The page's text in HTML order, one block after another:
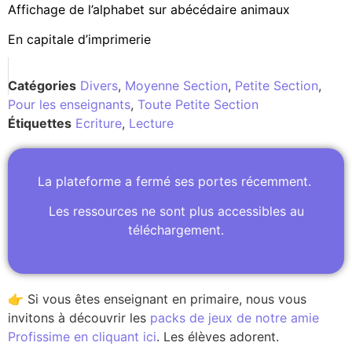
Affichage de l’alphabet sur abécédaire animaux
En capitale d’imprimerie
Catégories Divers, Moyenne Section, Petite Section,
Pour les enseignants, Toute Petite Section
Étiquettes Ecriture, Lecture
La plateforme a fermé ses portes récemment.
Les ressources ne sont plus accessibles au
téléchargement.
👉 Si vous êtes enseignant en primaire, nous vous
invitons à découvrir les packs de jeux de notre amie
Profissime en cliquant ici. Les élèves adorent.